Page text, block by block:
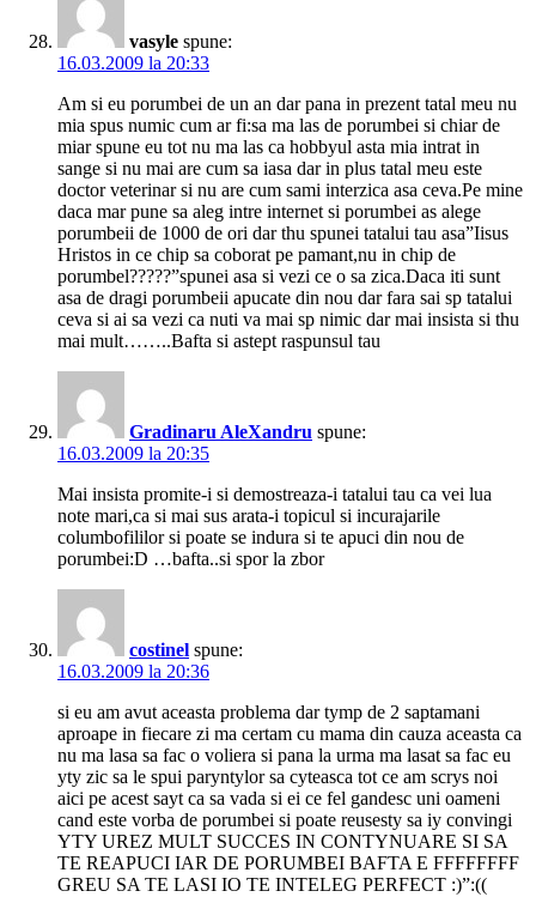
vasyle spune:
16.03.2009 la 20:33
Am si eu porumbei de un an dar pana in prezent tatal meu nu
mia spus numic cum ar fi:sa ma las de porumbei si chiar de
miar spune eu tot nu ma las ca hobbyul asta mia intrat in
sange si nu mai are cum sa iasa dar in plus tatal meu este
doctor veterinar si nu are cum sami interzica asa ceva.Pe mine
daca mar pune sa aleg intre internet si porumbei as alege
porumbeii de 1000 de ori dar thu spunei tatalui tau asa”Iisus
Hristos in ce chip sa coborat pe pamant,nu in chip de
porumbel?????”spunei asa si vezi ce o sa zica.Daca iti sunt
asa de dragi porumbeii apucate din nou dar fara sai sp tatalui
ceva si ai sa vezi ca nuti va mai sp nimic dar mai insista si thu
mai mult……..Bafta si astept raspunsul tau
Gradinaru AleXandru spune:
16.03.2009 la 20:35
Mai insista promite-i si demostreaza-i tatalui tau ca vei lua
note mari,ca si mai sus arata-i topicul si incurajarile
columbofililor si poate se indura si te apuci din nou de
porumbei:D …bafta..si spor la zbor
costinel spune:
16.03.2009 la 20:36
si eu am avut aceasta problema dar tymp de 2 saptamani
aproape in fiecare zi ma certam cu mama din cauza aceasta ca
nu ma lasa sa fac o voliera si pana la urma ma lasat sa fac eu
yty zic sa le spui paryntylor sa cyteasca tot ce am scrys noi
aici pe acest sayt ca sa vada si ei ce fel gandesc uni oameni
cand este vorba de porumbei si poate reusesty sa iy convingi
YTY UREZ MULT SUCCES IN CONTYNUARE SI SA
TE REAPUCI IAR DE PORUMBEI BAFTA E FFFFFFFF
GREU SA TE LASI IO TE INTELEG PERFECT :)”:((